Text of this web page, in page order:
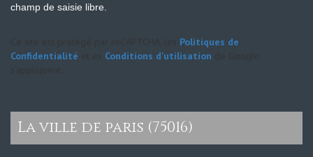
champ de saisie libre.
Politiques de
Confidentialité
Conditions d'utilisation
la ville de paris (75016)